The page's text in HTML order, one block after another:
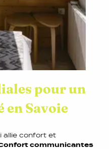
pour un
en Savoie
allie confort et
communicantes